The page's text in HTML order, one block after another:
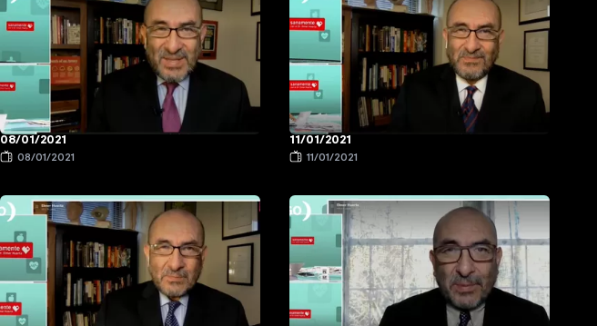
08/01/2021
08/01/2021
11/01/2021
11/01/2021